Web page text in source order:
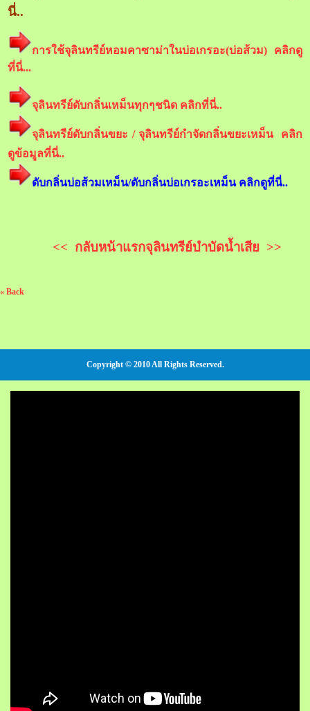
นี่..
การใช้จุลินทรีย์หอมคาซาม่าในบ่อเกรอะ(บ่อส้วม) คลิกดู
ที่นี่...
จุลินทรีย์ดับกลิ่นเหม็นทุกๆชนิด คลิกที่นี่..
จุลินทรีย์ดับกลิ่นขยะ / จุลินทรีย์กำจัดกลิ่นขยะเหม็น คลิก
ดูข้อมูลที่นี่..
ดับกลิ่นบ่อส้วมเหม็น/ดับกลิ่นบ่อเกรอะเหม็น คลิกดูที่นี่..
<< กลับหน้าแรกจุลินทรีย์บำบัดน้ำเสีย >>
« Back
Copyright © 2010 All Rights Reserved.